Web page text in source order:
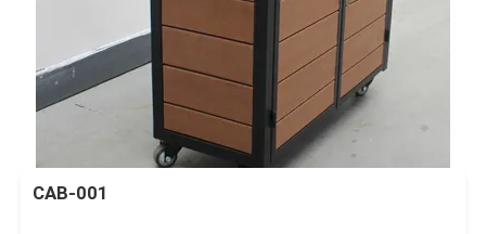
CAB-001